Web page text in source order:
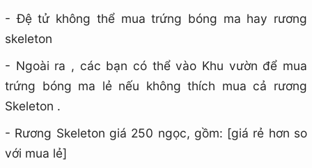
- Đệ tử không thể mua trứng bóng ma hay rương
skeleton
- Ngoài ra , các bạn có thể vào Khu vườn để mua
trứng bóng ma lẻ nếu không thích mua cả rương
Skeleton .
- Rương Skeleton giá 250 ngọc, gồm: [giá rẻ hơn so
với mua lẻ]